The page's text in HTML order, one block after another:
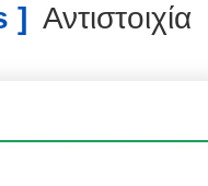
] Αντιστοιχία